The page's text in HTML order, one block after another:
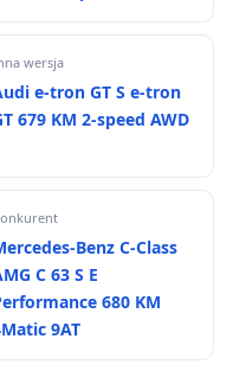
wersja
e-tron GT S e-tron
679 KM 2-speed AWD
Benz C-Class
C 63 S E
680 KM
9AT